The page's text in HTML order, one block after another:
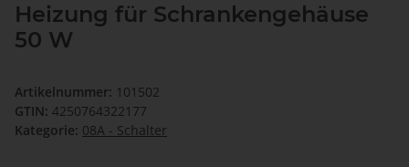
Heizung für Schrankengehäuse
50 W
Artikelnummer: 101502
GTIN: 4250764322177
Kategorie: 08A - Schalter